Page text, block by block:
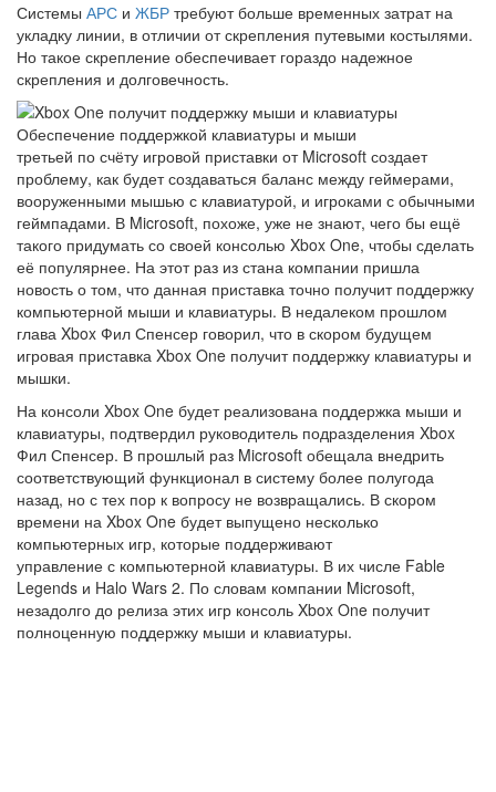
Системы АРС и ЖБР требуют больше временных затрат на
укладку линии, в отличии от скрепления путевыми костылями.
Но такое скрепление обеспечивает гораздо надежное
скрепления и долговечность.
Обеспечение поддержкой клавиатуры и мыши
третьей по счёту игровой приставки от Microsoft создает
проблему, как будет создаваться баланс между геймерами,
вооруженными мышью с клавиатурой, и игроками с обычными
геймпадами. В Microsoft, похоже, уже не знают, чего бы ещё
такого придумать со своей консолью Xbox One, чтобы сделать
её популярнее. На этот раз из стана компании пришла
новость о том, что данная приставка точно получит поддержку
компьютерной мыши и клавиатуры. В недалеком прошлом
глава Xbox Фил Спенсер говорил, что в скором будущем
игровая приставка Xbox One получит поддержку клавиатуры и
мышки.
На консоли Xbox One будет реализована поддержка мыши и
клавиатуры, подтвердил руководитель подразделения Xbox
Фил Спенсер. В прошлый раз Microsoft обещала внедрить
соответствующий функционал в систему более полугода
назад, но с тех пор к вопросу не возвращались. В скором
времени на Xbox One будет выпущено несколько
компьютерных игр, которые поддерживают
управление с компьютерной клавиатуры. В их числе Fable
Legends и Halo Wars 2. По словам компании Microsoft,
незадолго до релиза этих игр консоль Xbox One получит
полноценную поддержку мыши и клавиатуры.